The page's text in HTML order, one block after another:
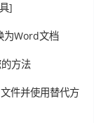
]
为Word文档
方法
件并使用替代方